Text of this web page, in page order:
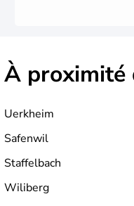
À proximité
Uerkheim
Safenwil
Staffelbach
Wiliberg